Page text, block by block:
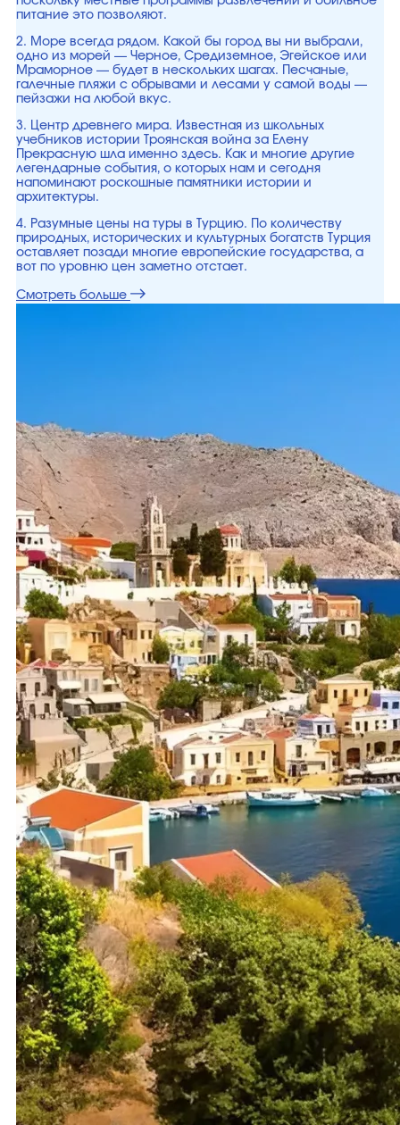
питание это позволяют.
2. Море всегда рядом. Какой бы город вы ни выбрали,
одно из морей — Черное, Средиземное, Эгейское или
Мраморное — будет в нескольких шагах. Песчаные,
галечные пляжи с обрывами и лесами у самой воды —
пейзажи на любой вкус.
3. Центр древнего мира. Известная из школьных
учебников истории Троянская война за Елену
Прекрасную шла именно здесь. Как и многие другие
легендарные события, о которых нам и сегодня
напоминают роскошные памятники истории и
архитектуры.
4. Разумные цены на туры в Турцию. По количеству
природных, исторических и культурных богатств Турция
оставляет позади многие европейские государства, а
вот по уровню цен заметно отстает.
Смотреть больше